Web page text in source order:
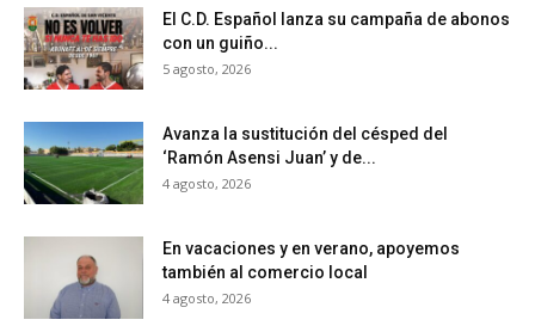
El C.D. Español lanza su campaña de abonos
con un guiño...
5 agosto, 2026
Avanza la sustitución del césped del
‘Ramón Asensi Juan’ y de...
4 agosto, 2026
En vacaciones y en verano, apoyemos
también al comercio local
4 agosto, 2026